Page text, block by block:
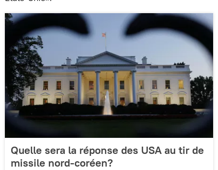
Quelle sera la réponse des USA au tir de
missile nord-coréen?